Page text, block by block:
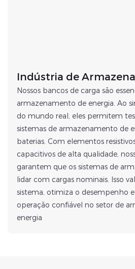
Indústria de
Energia
Nossos bancos de carga são
armazenamento de energia. Ao
do mundo real, eles permitem
sistemas de armazenamento de
baterias. Com elementos
capacitivos de alta qualidade,
garantem que os sistemas de
lidar com cargas nominais. Isso
sistema, otimiza o desempenho
operação confiável no setor de
energia